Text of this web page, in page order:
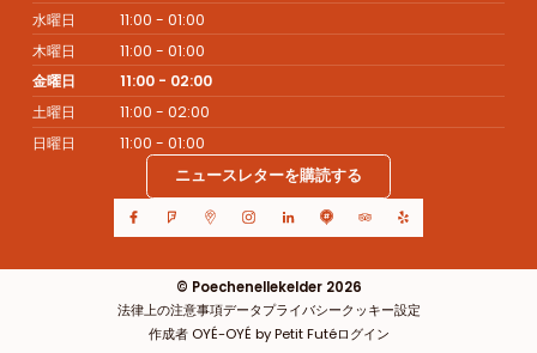
水曜日
11:00 - 01:00
木曜日
11:00 - 01:00
金曜日
11:00 - 02:00
土曜日
11:00 - 02:00
日曜日
11:00 - 01:00
ニュースレターを購読する
© Poechenellekelder 2026
法律上の注意事項データプライバシークッキー設定
作成者 OYÉ-OYÉ by Petit Futéログイン